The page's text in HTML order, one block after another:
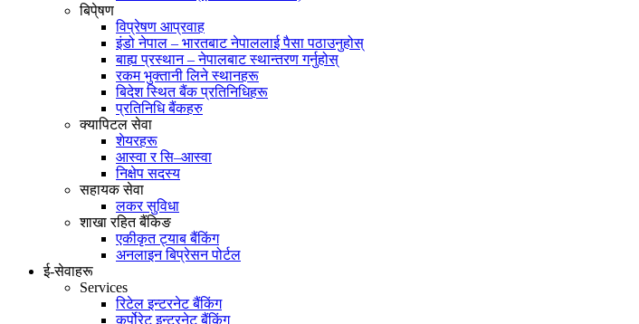
बिपे्षण
विप्रेषण आप्रवाह
इंडो नेपाल – भारतबाट नेपाललाई पैसा पठाउनुहोस्
बाह्य प्रस्थान – नेपालबाट स्थान्तरण गर्नुहोस्
रकम भुक्तानी लिने स्थानहरू
बिदेश स्थित बैंक प्रतिनिधिहरू
प्रतिनिधि बैंकहरु
क्यापिटल सेवा
शेयरहरू
आस्वा र सि–आस्वा
निक्षेप सदस्य
सहायक सेवा
लकर सुविधा
शाखा रहित बैंकिङ
एकीकृत ट्याब बैंकिंग
अनलाइन बिप्रेसन पोर्टल
ई-सेवाहरू
Services
रिटेल इन्टरनेट बैंकिंग
कर्पोरेट इन्टरनेट बैंकिंग